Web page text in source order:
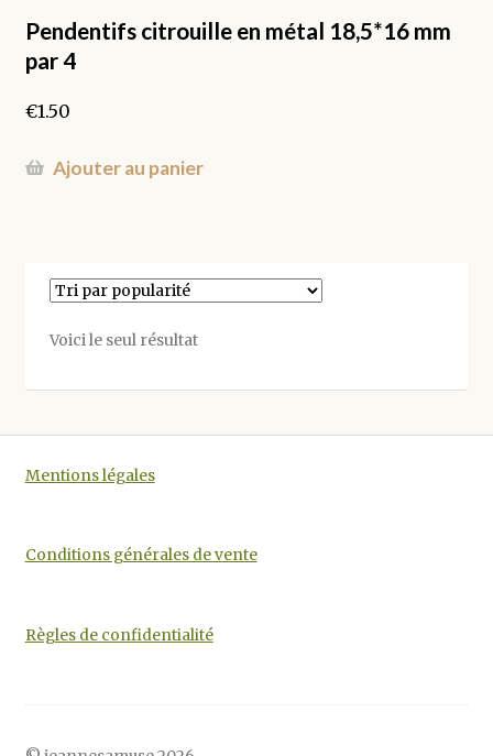
Pendentifs citrouille en métal 18,5*16 mm
par 4
€1.50
Ajouter au panier
Voici le seul résultat
Mentions légales
Conditions générales de vente
Règles de confidentialité